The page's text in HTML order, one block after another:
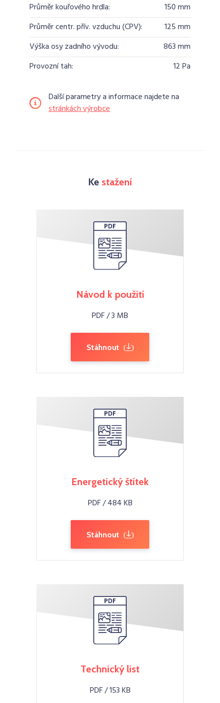
Průměr kouřového hrdla:
150 mm
Průměr centr. přív. vzduchu (CPV):
125 mm
Výška osy zadního vývodu:
863 mm
Provozní tah:
12 Pa
Další parametry a informace najdete na
stránkách výrobce
Ke stažení
Návod k použití
PDF / 3 MB
Stáhnout
Energetický štítek
PDF / 484 KB
Stáhnout
Technický list
PDF / 153 KB